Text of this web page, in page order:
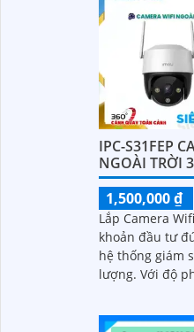
IPC-S31FEP
NGOÀI TRỜI
1,500,000 ₫
Lắp Camera
khoản đầu tư
hệ thống giám
lượng. Với độ